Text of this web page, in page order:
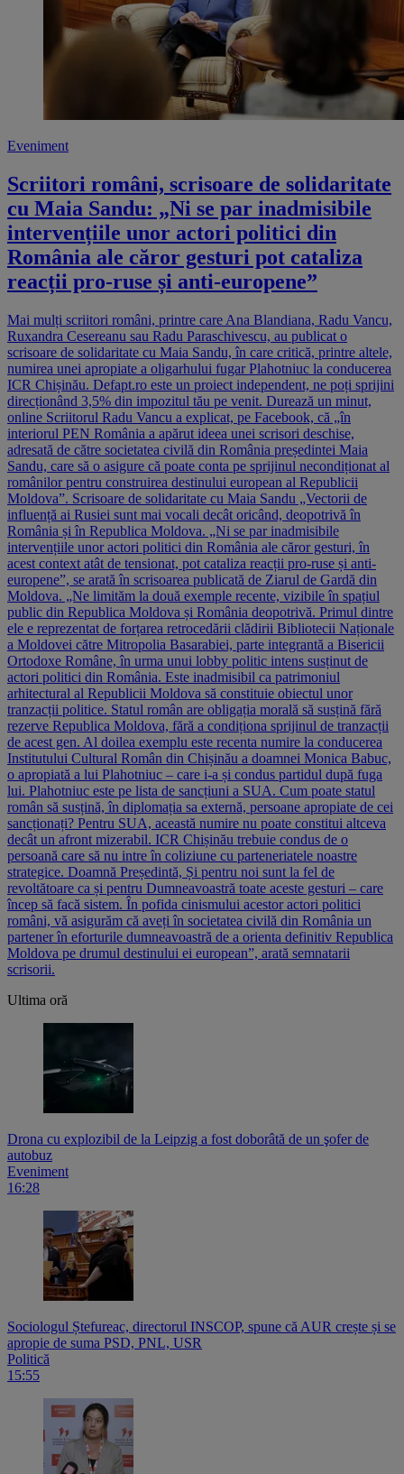
Eveniment
Scriitori români, scrisoare de solidaritate
cu Maia Sandu: „Ni se par inadmisibile
intervențiile unor actori politici din
România ale căror gesturi pot cataliza
reacții pro-ruse și anti-europene”
Mai mulți scriitori români, printre care Ana Blandiana, Radu Vancu,
Ruxandra Cesereanu sau Radu Paraschivescu, au publicat o
scrisoare de solidaritate cu Maia Sandu, în care critică, printre altele,
numirea unei apropiate a oligarhului fugar Plahotniuc la conducerea
ICR Chișinău. Defapt.ro este un proiect independent, ne poți sprijini
direcționând 3,5% din impozitul tău pe venit. Durează un minut,
online Scriitorul Radu Vancu a explicat, pe Facebook, că „în
interiorul PEN România a apărut ideea unei scrisori deschise,
adresată de către societatea civilă din România președintei Maia
Sandu, care să o asigure că poate conta pe sprijinul necondiționat al
românilor pentru construirea destinului european al Republicii
Moldova”. Scrisoare de solidaritate cu Maia Sandu „Vectorii de
influență ai Rusiei sunt mai vocali decât oricând, deopotrivă în
România și în Republica Moldova. „Ni se par inadmisibile
intervențiile unor actori politici din România ale căror gesturi, în
acest context atât de tensionat, pot cataliza reacții pro-ruse și anti-
europene”, se arată în scrisoarea publicată de Ziarul de Gardă din
Moldova. „Ne limităm la două exemple recente, vizibile în spațiul
public din Republica Moldova și România deopotrivă. Primul dintre
ele e reprezentat de forțarea retrocedării clădirii Bibliotecii Naționale
a Moldovei către Mitropolia Basarabiei, parte integrantă a Bisericii
Ortodoxe Române, în urma unui lobby politic intens susținut de
actori politici din România. Este inadmisibil ca patrimoniul
arhitectural al Republicii Moldova să constituie obiectul unor
tranzacții politice. Statul român are obligația morală să susțină fără
rezerve Republica Moldova, fără a condiționa sprijinul de tranzacții
de acest gen. Al doilea exemplu este recenta numire la conducerea
Institutului Cultural Român din Chișinău a doamnei Monica Babuc,
o apropiată a lui Plahotniuc – care i-a și condus partidul după fuga
lui. Plahotniuc este pe lista de sancțiuni a SUA. Cum poate statul
român să susțină, în diplomația sa externă, persoane apropiate de cei
sancționați? Pentru SUA, această numire nu poate constitui altceva
decât un afront mizerabil. ICR Chișinău trebuie condus de o
persoană care să nu intre în coliziune cu parteneriatele noastre
strategice. Doamnă Președintă, Și pentru noi sunt la fel de
revoltătoare ca și pentru Dumneavoastră toate aceste gesturi – care
încep să facă sistem. În pofida cinismului acestor actori politici
români, vă asigurăm că aveți în societatea civilă din România un
partener în eforturile dumneavoastră de a orienta definitiv Republica
Moldova pe drumul destinului ei european”, arată semnatarii
scrisorii.
Ultima oră
Drona cu explozibil de la Leipzig a fost doborâtă de un şofer de
autobuz
Eveniment
16:28
Sociologul Ștefureac, directorul INSCOP, spune că AUR crește și se
apropie de suma PSD, PNL, USR
Politică
15:55